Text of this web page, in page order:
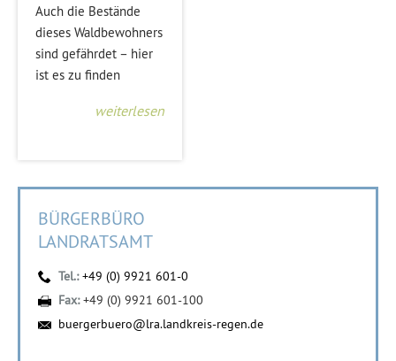
Auch die Bestände
dieses Waldbewohners
sind gefährdet – hier
ist es zu finden
weiterlesen
BÜRGERBÜRO
LANDRATSAMT
Tel.:+49 (0) 9921 601-0
Fax:+49 (0) 9921 601-100
buergerbuero@lra.landkreis-regen.de